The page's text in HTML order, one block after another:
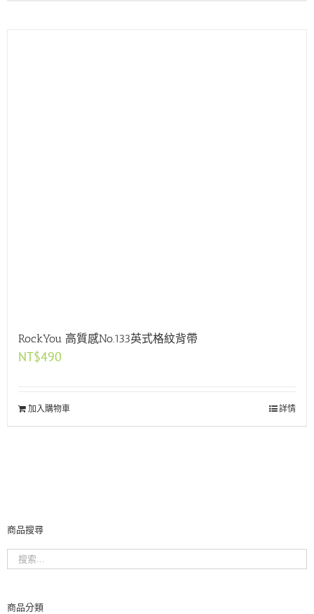
RockYou 高質感No.133英式格紋背帶
NT$490
加入購物車 詳情
商品搜尋
商品分類